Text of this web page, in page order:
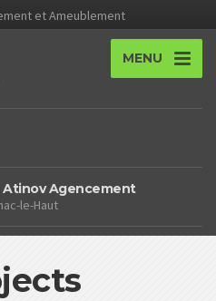
et Ameublement
MENU
Atinov Agencement
le-Haut